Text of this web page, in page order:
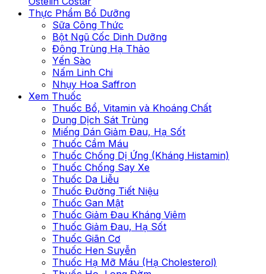
Thực Phẩm Bổ Dưỡng
Sữa Công Thức
Bột Ngũ Cốc Dinh Dưỡng
Đông Trùng Hạ Thảo
Yến Sào
Nấm Linh Chi
Nhụy Hoa Saffron
Xem Thuốc
Thuốc Bổ, Vitamin và Khoáng Chất
Dung Dịch Sát Trùng
Miếng Dán Giảm Đau, Hạ Sốt
Thuốc Cầm Máu
Thuốc Chống Dị Ứng (Kháng Histamin)
Thuốc Chống Say Xe
Thuốc Da Liễu
Thuốc Đường Tiết Niệu
Thuốc Gan Mật
Thuốc Giảm Đau Kháng Viêm
Thuốc Giảm Đau, Hạ Sốt
Thuốc Giãn Cơ
Thuốc Hen Suyễn
Thuốc Hạ Mỡ Máu (Hạ Cholesterol)